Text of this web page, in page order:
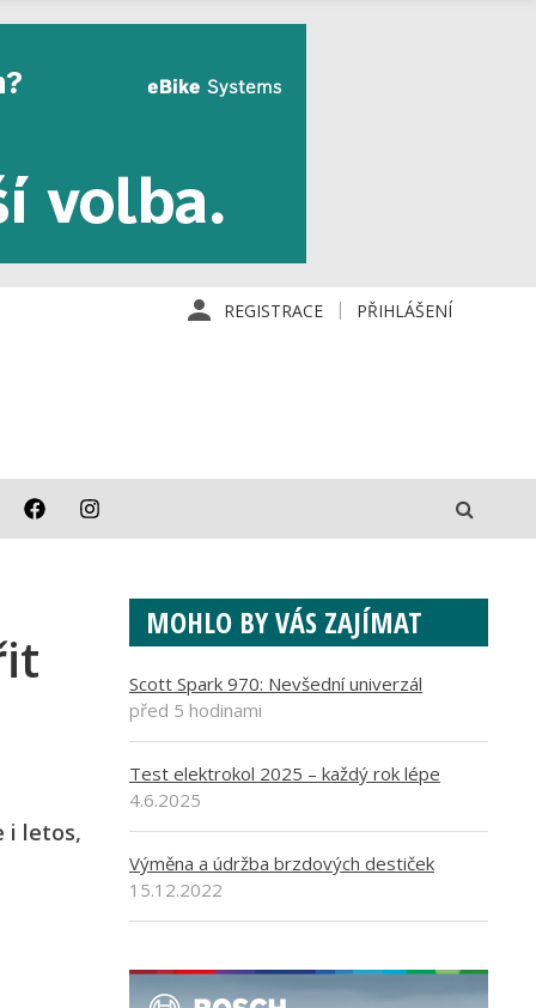
REGISTRACE PŘIHLÁŠENÍ
i letos,
MOHLO BY VÁS ZAJÍMAT
Scott Spark 970: Nevšední univerzál
před 5 hodinami
Test elektrokol 2025 – každý rok lépe
4.6.2025
Výměna a údržba brzdových destiček
15.12.2022